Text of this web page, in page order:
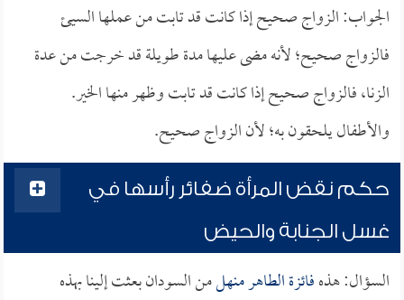
الجواب: الزواج صحيح إذا كانت قد تابت من عملها السيئ
فالزواج صحيح؛ لأنه مضى عليها مدة طويلة قد خرجت من عدة
الزنا، فالزواج صحيح إذا كانت قد تابت وظهر منها الخير.
والأطفال يلحقون به؛ لأن الزواج صحيح.
حكم نقض المرأة ضفائر رأسها في
غسل الجنابة والحيض
السؤال: هذهفائزة الطاهر منهلمن السودان بعثت إلينا بهذه